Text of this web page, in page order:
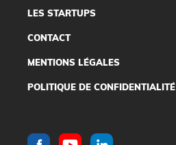
LES STARTUPS
CONTACT
MENTIONS LÉGALES
POLITIQUE DE CONFIDENTIALITÉ